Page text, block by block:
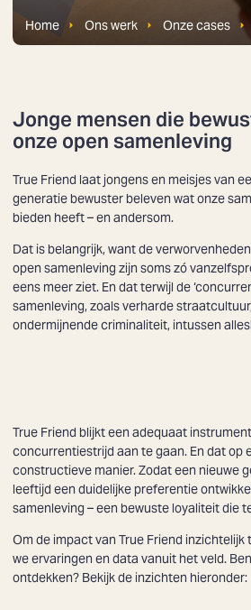
Home Ons werk Onze cases
Jonge mensen die
onze open samenleving
True Friend laat jongens en meisjes van
generatie bewuster beleven wat onze
bieden heeft – en andersom.
Dat is belangrijk, want de
open samenleving zijn soms zó
eens meer ziet. En dat terwijl de
samenleving, zoals verharde
ondermijnende criminaliteit, intussen
True Friend blijkt een adequaat
concurrentiestrijd aan te gaan. En dat op
constructieve manier. Zodat een nieuwe
leeftijd een duidelijke preferentie
samenleving – een bewuste loyaliteit die
Om de impact van True Friend inzichtelijk
we ervaringen en data vanuit het veld.
ontdekken? Bekijk de inzichten hieronder: